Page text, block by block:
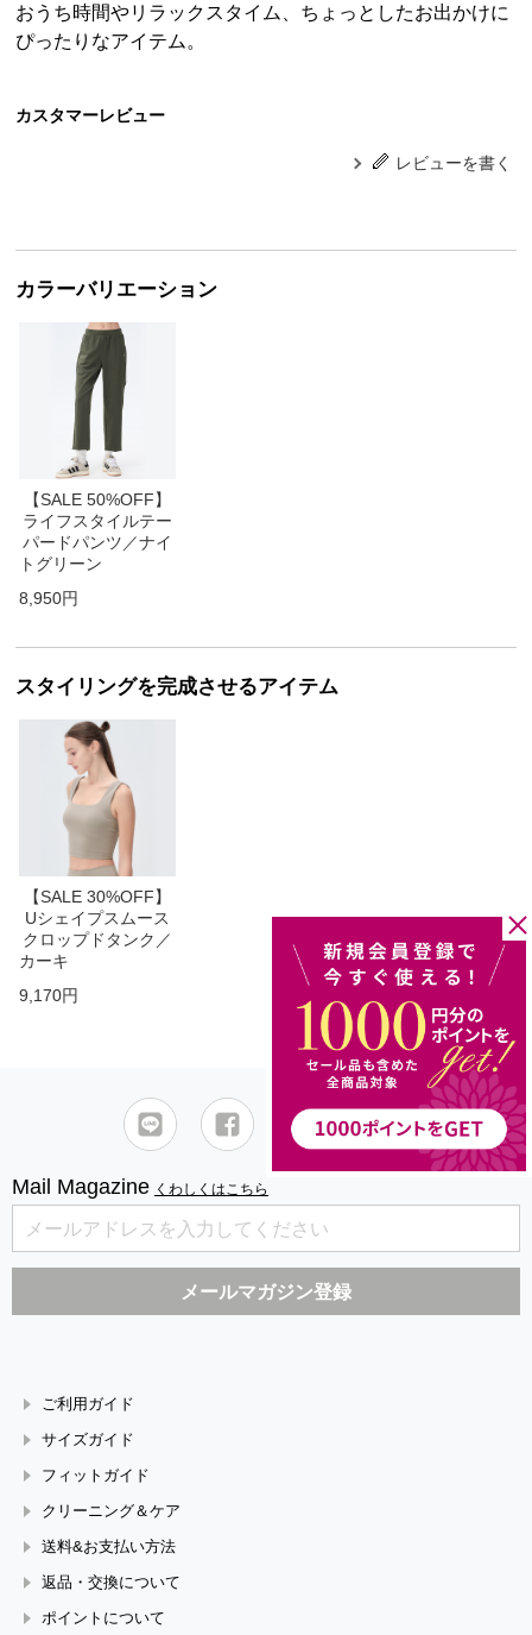
おうち時間やリラックスタイム、ちょっとしたお出かけに
ぴったりなアイテム。
カスタマーレビュー
レビューを書く
カラーバリエーション
【SALE 50%OFF】
ライフスタイルテー
パードパンツ／ナイ
トグリーン
8,950円
スタイリングを完成させるアイテム
【SALE 30%OFF】
Uシェイプスムース
クロップドタンク／
カーキ
9,170円
Mail Magazine くわしくはこちら
ご利用ガイド
サイズガイド
フィットガイド
クリーニング＆ケア
送料&お支払い方法
返品・交換について
ポイントについて